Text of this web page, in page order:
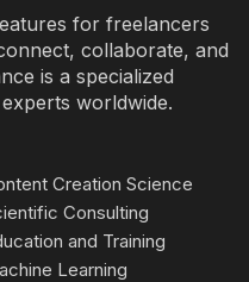
for freelancers
collaborate, and
is a specialized
worldwide.
Creation Science
Consulting
and Training
Learning